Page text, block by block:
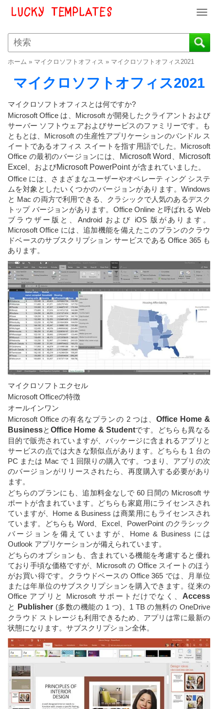
T
g
g
n
a
g
a
i
ホーム » マイクロソフトオフィス » マイクロソフトオフィス2021
マイクロソフトオフィス2021
マイクロソフトオフィスとは何ですか?
Microsoft Office は、Microsoft が開発したクライアントおよび
サーバー ソフトウェアおよびサービスのファミリーです。も
ともとは、Microsoft の生産性アプリケーションのバンドル ス
イートであるオフィス スイートを指す用語でした。Microsoft
Office の最初のバージョンには、
Microsoft Word
Microsoft
Excel
、およびMicrosoft PowerPoint が含まれていました。
Office には、さまざまなユーザーやオペレーティング システ
ムを対象としたいくつかのバージョンがあります。Windows
と Mac の両方で利用できる、クラシックで人気のあるデスク
トップ バージョンがあります。Office Online と呼ばれる Web
ブラウザー版と、Android および iOS 版があります。
Microsoft Office には、追加機能を備えたこのプランのクラウ
ドベースのサブスクリプション サービスである Office 365 も
あります。
マイクロソフトエクセル
Microsoft Officeの特徴
オールインワン
Microsoft Office の有名なプランの 2 つは、 Office Home &
Businessと Office Home & Studentです。どちらも異なる
目的で販売されていますが、パッケージに含まれるアプリと
サービスの点では大きな類似点があります。どちらも 1 台の
PC または Mac で 1 回限りの購入です。つまり、アプリの次
のバージョンがリリースされたら、再度購入する必要があり
ます。
どちらのプランにも、追加料金なしで 60 日間の Microsoft サ
ポートが含まれています。どちらも家庭用にライセンスされ
ていますが、Home & Business は商業用にもライセンスされ
ています。どちらも Word、Excel、PowerPoint のクラシック
バージョンを備えていますが、Home & Business には
Outlook アプリケーションが備えられています。
どちらのオプションも、含まれている機能を考慮すると優れ
ており手頃な価格ですが、Microsoft の Office スイートのほう
がお買い得です。クラウドベースの Office 365 では、月単位
または年単位のサブスクリプションを購入できます。従来の
Office アプリと Microsoft サポートだけでなく、 Access
と
Publisher (多数の機能の 1 つ)、1 TB の無料の OneDrive
クラウド ストレージも利用できるため、アプリは常に最新の
状態になります。サブスクリプション全体。